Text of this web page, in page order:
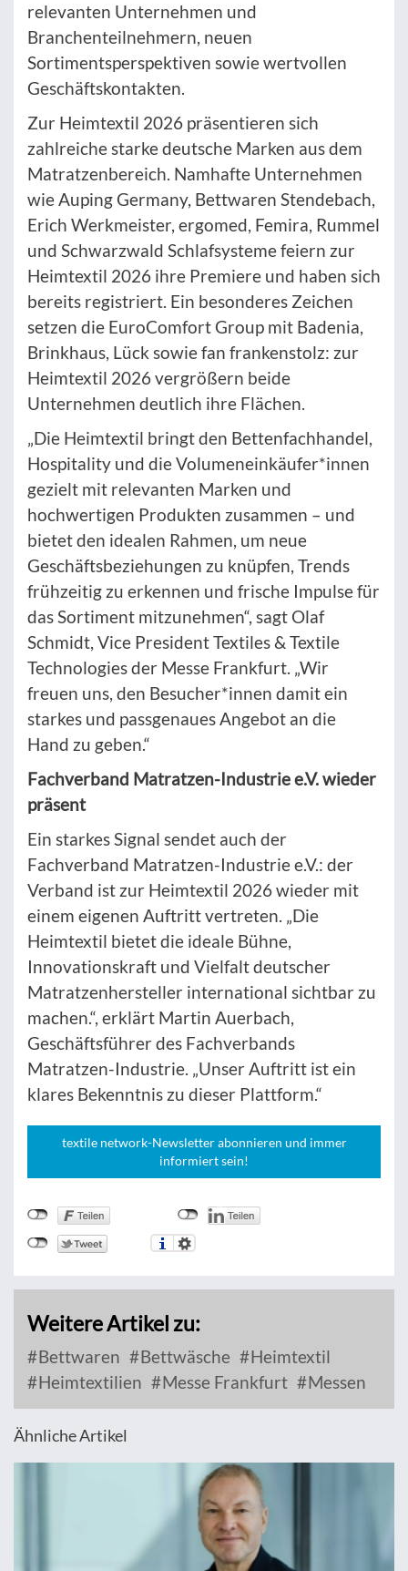
relevanten Unternehmen und
Branchenteilnehmern, neuen
Sortimentsperspektiven sowie wertvollen
Geschäftskontakten.
Zur Heimtextil 2026 präsentieren sich
zahlreiche starke deutsche Marken aus dem
Matratzenbereich. Namhafte Unternehmen
wie Auping Germany, Bettwaren Stendebach,
Erich Werkmeister, ergomed, Femira, Rummel
und Schwarzwald Schlafsysteme feiern zur
Heimtextil 2026 ihre Premiere und haben sich
bereits registriert. Ein besonderes Zeichen
setzen die EuroComfort Group mit Badenia,
Brinkhaus, Lück sowie fan frankenstolz: zur
Heimtextil 2026 vergrößern beide
Unternehmen deutlich ihre Flächen.
„Die Heimtextil bringt den Bettenfachhandel,
Hospitality und die Volumeneinkäufer*innen
gezielt mit relevanten Marken und
hochwertigen Produkten zusammen – und
bietet den idealen Rahmen, um neue
Geschäftsbeziehungen zu knüpfen, Trends
frühzeitig zu erkennen und frische Impulse für
das Sortiment mitzunehmen“, sagt Olaf
Schmidt, Vice President Textiles & Textile
Technologies der Messe Frankfurt. „Wir
freuen uns, den Besucher*innen damit ein
starkes und passgenaues Angebot an die
Hand zu geben.“
Fachverband Matratzen-Industrie e.V. wieder
präsent
Ein starkes Signal sendet auch der
Fachverband Matratzen-Industrie e.V.: der
Verband ist zur Heimtextil 2026 wieder mit
einem eigenen Auftritt vertreten. „Die
Heimtextil bietet die ideale Bühne,
Innovationskraft und Vielfalt deutscher
Matratzenhersteller international sichtbar zu
machen.“, erklärt Martin Auerbach,
Geschäftsführer des Fachverbands
Matratzen-Industrie. „Unser Auftritt ist ein
klares Bekenntnis zu dieser Plattform.“
textile network-Newsletter abonnieren und immer
informiert sein!
Weitere Artikel zu:
Bettwaren Bettwäsche
Heimtextil
Heimtextilien
Messe Frankfurt Messen
Ähnliche Artikel